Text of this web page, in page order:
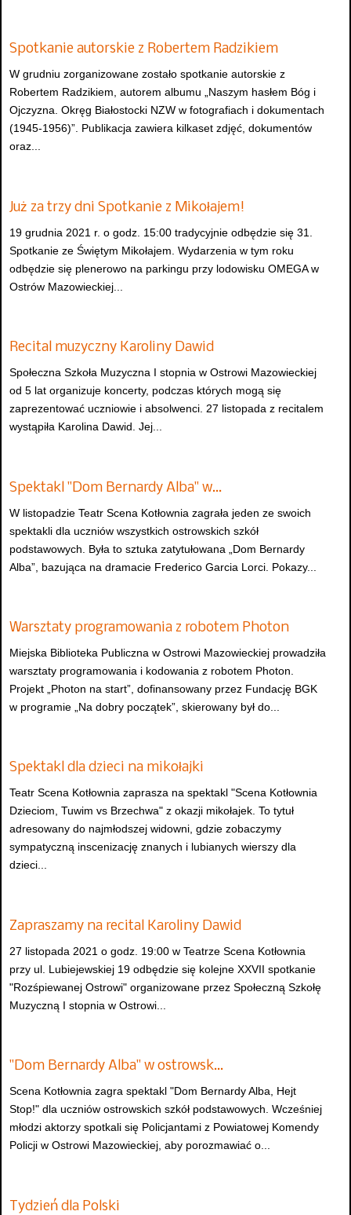
Spotkanie autorskie z Robertem Radzikiem
W grudniu zorganizowane zostało spotkanie autorskie z
Robertem Radzikiem, autorem albumu „Naszym hasłem Bóg i
Ojczyzna. Okręg Białostocki NZW w fotografiach i dokumentach
(1945-1956)”. Publikacja zawiera kilkaset zdjęć, dokumentów
oraz...
Już za trzy dni Spotkanie z Mikołajem!
19 grudnia 2021 r. o godz. 15:00 tradycyjnie odbędzie się 31.
Spotkanie ze Świętym Mikołajem. Wydarzenia w tym roku
odbędzie się plenerowo na parkingu przy lodowisku OMEGA w
Ostrów Mazowieckiej...
Recital muzyczny Karoliny Dawid
Społeczna Szkoła Muzyczna I stopnia w Ostrowi Mazowieckiej
od 5 lat organizuje koncerty, podczas których mogą się
zaprezentować uczniowie i absolwenci. 27 listopada z recitalem
wystąpiła Karolina Dawid. Jej...
Spektakl "Dom Bernardy Alba" w…
W listopadzie Teatr Scena Kotłownia zagrała jeden ze swoich
spektakli dla uczniów wszystkich ostrowskich szkół
podstawowych. Była to sztuka zatytułowana „Dom Bernardy
Alba”, bazująca na dramacie Frederico Garcia Lorci. Pokazy...
Warsztaty programowania z robotem Photon
Miejska Biblioteka Publiczna w Ostrowi Mazowieckiej prowadziła
warsztaty programowania i kodowania z robotem Photon.
Projekt „Photon na start”, dofinansowany przez Fundację BGK
w programie „Na dobry początek”, skierowany był do...
Spektakl dla dzieci na mikołajki
Teatr Scena Kotłownia zaprasza na spektakl "Scena Kotłownia
Dzieciom, Tuwim vs Brzechwa" z okazji mikołajek. To tytuł
adresowany do najmłodszej widowni, gdzie zobaczymy
sympatyczną inscenizację znanych i lubianych wierszy dla
dzieci...
Zapraszamy na recital Karoliny Dawid
27 listopada 2021 o godz. 19:00 w Teatrze Scena Kotłownia
przy ul. Lubiejewskiej 19 odbędzie się kolejne XXVII spotkanie
"Rozśpiewanej Ostrowi" organizowane przez Społeczną Szkołę
Muzyczną I stopnia w Ostrowi...
"Dom Bernardy Alba" w ostrowsk…
Scena Kotłownia zagra spektakl "Dom Bernardy Alba, Hejt
Stop!" dla uczniów ostrowskich szkół podstawowych. Wcześniej
młodzi aktorzy spotkali się Policjantami z Powiatowej Komendy
Policji w Ostrowi Mazowieckiej, aby porozmawiać o...
Tydzień dla Polski